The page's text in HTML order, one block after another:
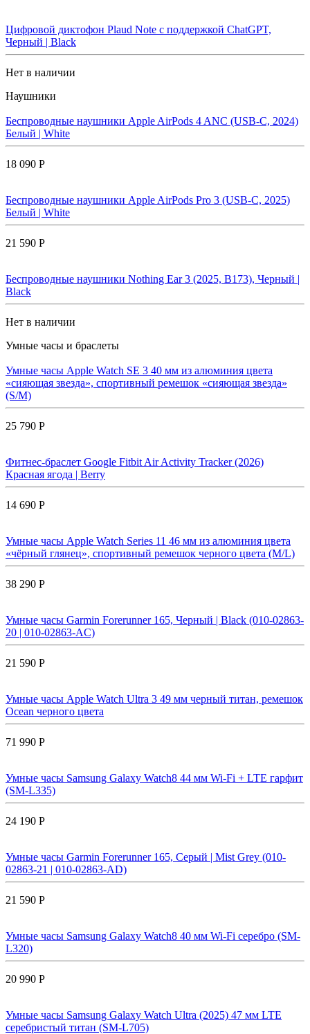
Цифровой диктофон Plaud Note с поддержкой ChatGPT,
Черный | Black
Нет в наличии
Наушники
Беспроводные наушники Apple AirPods 4 ANC (USB-C, 2024)
Белый | White
18 090 Р
Беспроводные наушники Apple AirPods Pro 3 (USB-C, 2025)
Белый | White
21 590 Р
Беспроводные наушники Nothing Ear 3 (2025, B173), Черный |
Black
Нет в наличии
Умные часы и браслеты
Умные часы Apple Watch SE 3 40 мм из алюминия цвета
«сияющая звезда», спортивный ремешок «сияющая звезда»
(S/M)
25 790 Р
Фитнес-браслет Google Fitbit Air Activity Tracker (2026)
Красная ягода | Berry
14 690 Р
Умные часы Apple Watch Series 11 46 мм из алюминия цвета
«чёрный глянец», спортивный ремешок черного цвета (M/L)
38 290 Р
Умные часы Garmin Forerunner 165, Черный | Black (010-02863-
20 | 010-02863-AC)
21 590 Р
Умные часы Apple Watch Ultra 3 49 мм черный титан, ремешок
Ocean черного цвета
71 990 Р
Умные часы Samsung Galaxy Watch8 44 мм Wi-Fi + LTE гарфит
(SM-L335)
24 190 Р
Умные часы Garmin Forerunner 165, Серый | Mist Grey (010-
02863-21 | 010-02863-AD)
21 590 Р
Умные часы Samsung Galaxy Watch8 40 мм Wi-Fi серебро (SM-
L320)
20 990 Р
Умные часы Samsung Galaxy Watch Ultra (2025) 47 мм LTE
серебристый титан (SM-L705)